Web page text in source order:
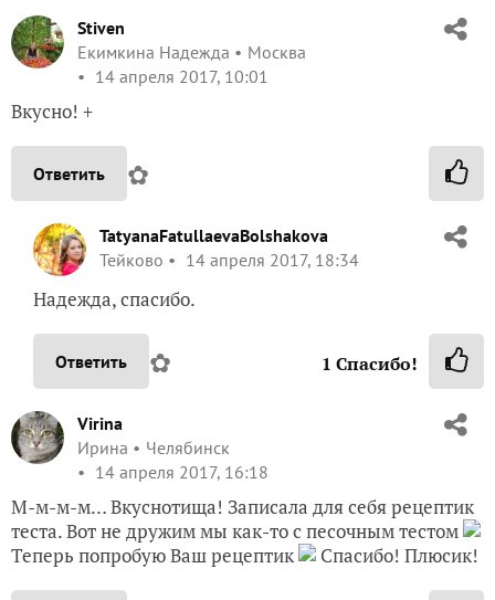
Stiven
Екимкина Надежда
Москва
14 апреля 2017, 10:01
Вкусно! +
Ответить ✿
TatyanaFatullaevaBolshakova
Тейково
14 апреля 2017, 18:34
Надежда, спасибо.
Ответить ✿ 1 Спасибо!
Virina
Ирина
Челябинск
14 апреля 2017, 16:18
М-м-м-м… Вкуснотища! Записала для себя рецептик
теста. Вот не дружим мы как-то с песочным тестом
Теперь попробую Ваш рецептик
Спасибо! Плюсик!